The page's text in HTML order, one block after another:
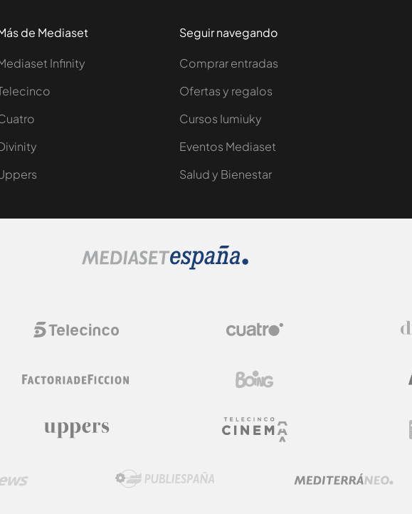
de Mediaset
Infinity
Seguir navegando
Comprar entradas
Ofertas y regalos
Cursos Iumiuky
Eventos Mediaset
Salud y Bienestar